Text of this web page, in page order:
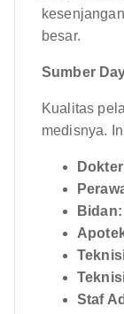
besar.
Sumber
Kualitas
medisnya.
Bidan:
Staf